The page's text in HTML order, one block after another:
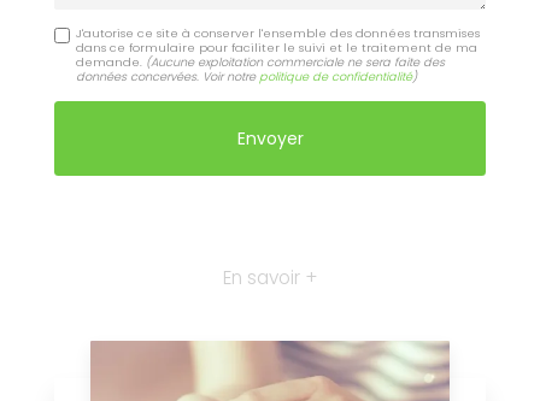
J'autorise ce site à conserver l'ensemble des données transmises
dans ce formulaire pour faciliter le suivi et le traitement de ma
demande. (Aucune exploitation commerciale ne sera faite des
données concervées. Voir notre politique de confidentialité)
En savoir +